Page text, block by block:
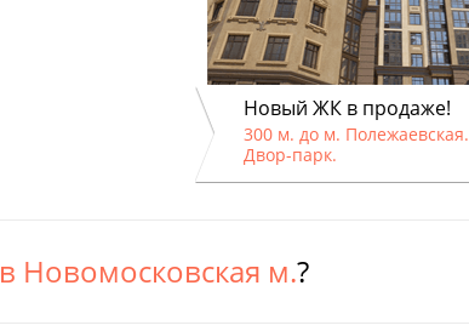
Новый ЖК в продаже!
300 м. до м. Полежаевская.
Двор-парк.
в Новомосковская м.?